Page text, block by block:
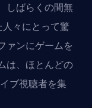
しばらくの間無
々にとって驚
ァンにゲームを
は、ほとんどの
ブ視聴者を集